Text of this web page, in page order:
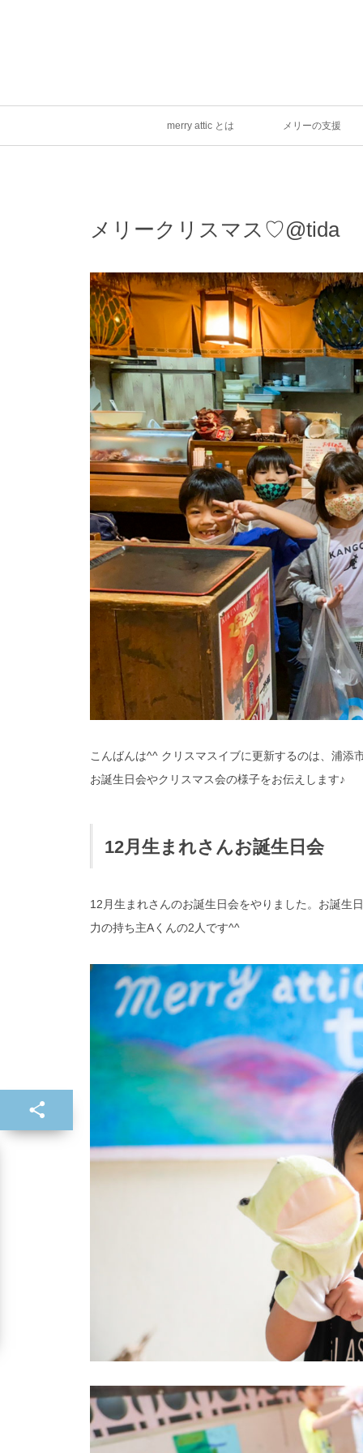
merry attic とは メリーの支援
メリークリスマス♡@tida
こんばんは^^ クリスマスイブに更新するのは、浦
お誕生日会やクリスマス会の様子をお伝えします♪
12月生まれさんお誕生日会
12月生まれさんのお誕生日会をやりました。お誕生
力の持ち主Aくんの2人です^^